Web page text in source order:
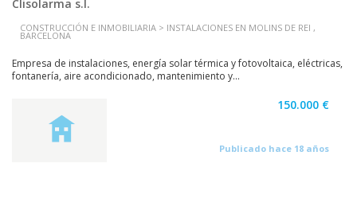
Clisolarma s.l.
CONSTRUCCIÓN E INMOBILIARIA > INSTALACIONES EN MOLINS DE REI ,
BARCELONA
Empresa de instalaciones, energía solar térmica y fotovoltaica, eléctricas,
fontanería, aire acondicionado, mantenimiento y...
150.000 €
Publicado hace 18 años